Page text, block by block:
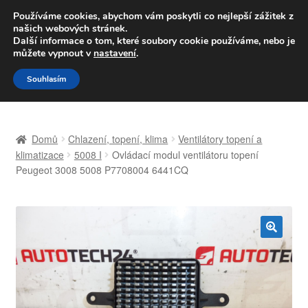
DOPRAVA od 139,-Kč
Volejte po-pá 9-16 704 494 494
Přeskočit
na
navigaci
Přejít
k
obsahu
Celosvětová doprava
Košík
Můj účet
Domů Chlazení, topení, klima
Ventilátory topení a
klimatizace
5008 I
Ovládací modul ventilátoru topení
Peugeot 3008 5008 P7708004 6441CQ
🔍
Používáme cookies, abychom vám poskytli co nejlepší zážitek z
našich webových stránek.
Další informace o tom, které soubory cookie používáme, nebo je
můžete vypnout v nastavení.
Souhlasím